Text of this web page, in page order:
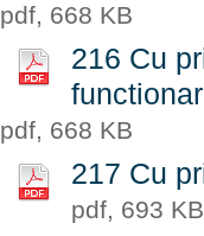
pdf, 668 KB
216 Cu
pdf, 668 KB
217 Cu
pdf, 693 KB